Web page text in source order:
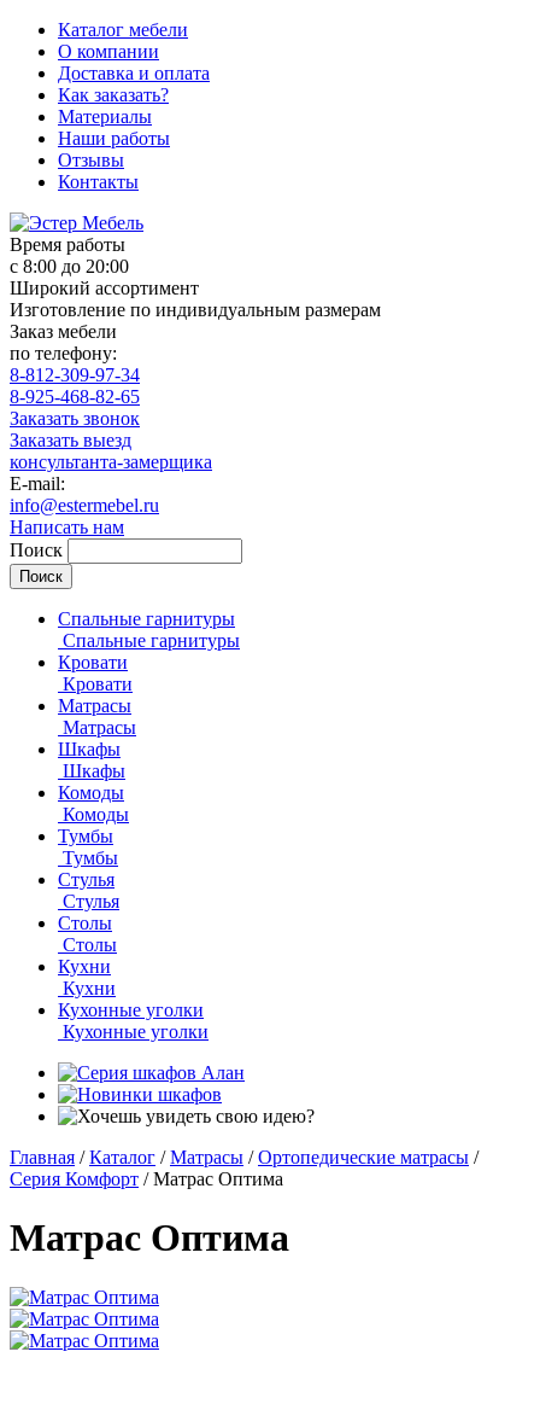
Каталог мебели
О компании
Доставка и оплата
Как заказать?
Материалы
Наши работы
Отзывы
Контакты
Время работы
с 8:00 до 20:00
Широкий ассортимент
Изготовление по индивидуальным размерам
Заказ мебели
по телефону:
8-812-309-97-34
8-925-468-82-65
Заказать звонок
Заказать выезд
консультанта-замерщика
E-mail:
info@estermebel.ru
Написать нам
Поиск
Спальные гарнитуры
Спальные гарнитуры
Кровати
Кровати
Матрасы
Матрасы
Шкафы
Шкафы
Комоды
Комоды
Тумбы
Тумбы
Стулья
Стулья
Столы
Столы
Кухни
Кухни
Кухонные уголки
Кухонные уголки
Главная / Каталог / Матрасы / Ортопедические матрасы /
Серия Комфорт / Матрас Оптима
Матрас Оптима